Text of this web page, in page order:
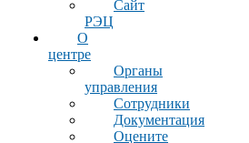
Сайт
РЭЦ
О
центре
Органы
управления
Сотрудники
Документация
Оцените